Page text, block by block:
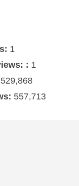
1
: 1
529,868
557,713